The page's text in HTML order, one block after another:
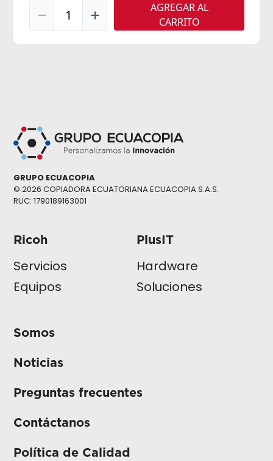
1
AGREGAR AL
CARRITO
GRUPO ECUACOPIA
© 2026 COPIADORA ECUATORIANA ECUACOPIA S.A.S.
RUC: 1790189163001
Ricoh
Servicios
Equipos
PlusIT
Hardware
Soluciones
Somos
Noticias
Preguntas frecuentes
Contáctanos
Política de Calidad